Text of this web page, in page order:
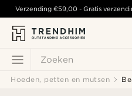
Zoeken
Verzending€59,00 - Gratis
Hoeden, petten en mutsen